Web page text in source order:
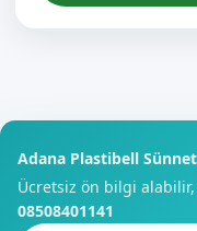
Adana Plastibell
Ücretsiz ön bilgi
08508401141